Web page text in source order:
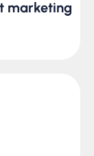
marketing